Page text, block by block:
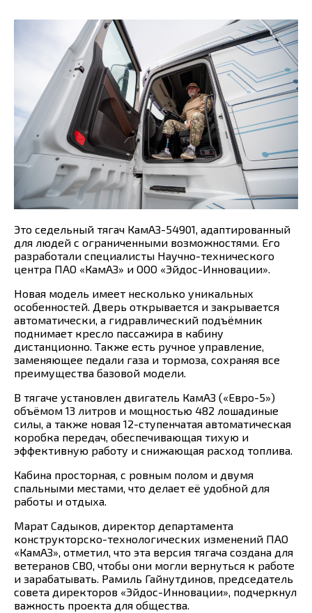
Это седельный тягач КамАЗ-54901, адаптированный
для людей с ограниченными возможностями. Его
разработали специалисты Научно-технического
центра ПАО «КамАЗ» и ООО «Эйдос-Инновации».
Новая модель имеет несколько уникальных
особенностей. Дверь открывается и закрывается
автоматически, а гидравлический подъёмник
поднимает кресло пассажира в кабину
дистанционно. Также есть ручное управление,
заменяющее педали газа и тормоза, сохраняя все
преимущества базовой модели.
В тягаче установлен двигатель КамАЗ («Евро-5»)
объёмом 13 литров и мощностью 482 лошадиные
силы, а также новая 12-ступенчатая автоматическая
коробка передач, обеспечивающая тихую и
эффективную работу и снижающая расход топлива.
Кабина просторная, с ровным полом и двумя
спальными местами, что делает её удобной для
работы и отдыха.
Марат Садыков, директор департамента
конструкторско-технологических изменений ПАО
«КамАЗ», отметил, что эта версия тягача создана для
ветеранов СВО, чтобы они могли вернуться к работе
и зарабатывать. Рамиль Гайнутдинов, председатель
совета директоров «Эйдос-Инновации», подчеркнул
важность проекта для общества.